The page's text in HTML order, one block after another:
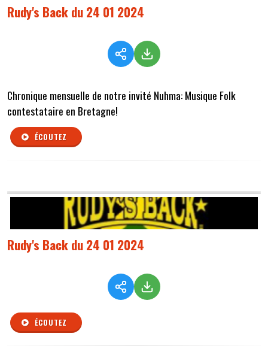
Rudy's Back du 24 01 2024
Chronique mensuelle de notre invité Nuhma: Musique Folk
contestataire en Bretagne!
ÉCOUTEZ
Rudy's Back du 24 01 2024
ÉCOUTEZ